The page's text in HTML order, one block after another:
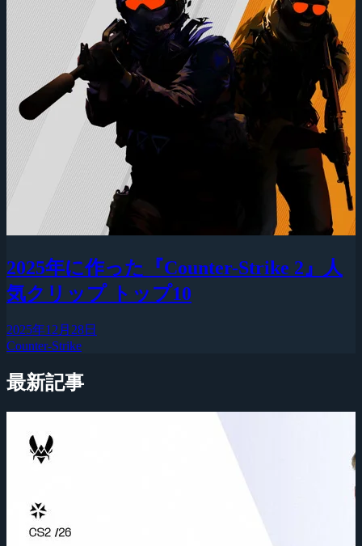
2025年に作った『Counter-Strike 2』人
気クリップ トップ10
2025年12月28日
Counter-Strike
最新記事